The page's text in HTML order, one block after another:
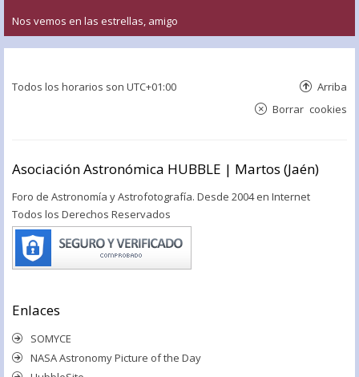
Nos vemos en las estrellas, amigo
Todos los horarios son UTC+01:00 Arriba
Borrar cookies
Asociación Astronómica HUBBLE | Martos (Jaén)
Foro de Astronomía y Astrofotografía. Desde 2004 en Internet
Todos los Derechos Reservados
Enlaces
SOMYCE
NASA Astronomy Picture of the Day